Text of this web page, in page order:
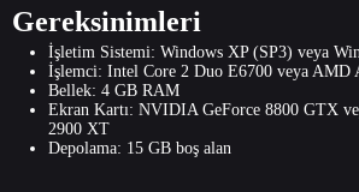
Gereksinimleri
İşletim Sistemi: Windows XP (SP3) veya
İşlemci: Intel Core 2 Duo E6700 veya AMD
Bellek: 4 GB RAM
Ekran Kartı: NVIDIA GeForce 8800 GTX
2900 XT
Depolama: 15 GB boş alan